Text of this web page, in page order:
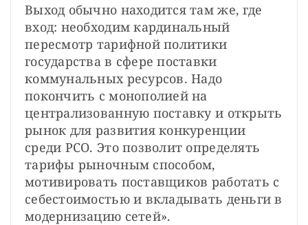
Выход обычно находится там же, где
вход: необходим кардинальный
пересмотр тарифной политики
государства в сфере поставки
коммунальных ресурсов. Надо
покончить с монополией на
централизованную поставку и открыть
рынок для развития конкуренции
среди РСО. Это позволит определять
тарифы рыночным способом,
мотивировать поставщиков работать с
себестоимостью и вкладывать деньги в
модернизацию сетей».